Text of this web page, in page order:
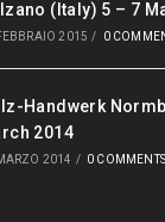
(Italy) 5 – 7
2015 / 0
Handwerk
2014
2014 / 0 COMMENTS